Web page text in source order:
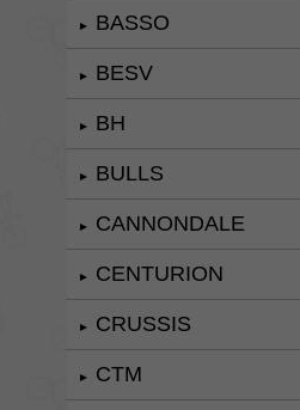
► BASSO
► BESV
► BH
► BULLS
► CANNONDALE
► CENTURION
► CRUSSIS
► CTM